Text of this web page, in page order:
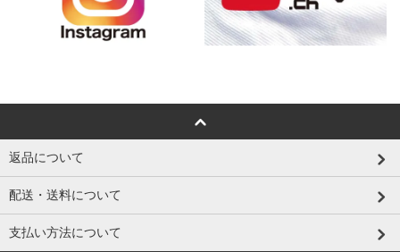
返品について
配送・送料について
支払い方法について